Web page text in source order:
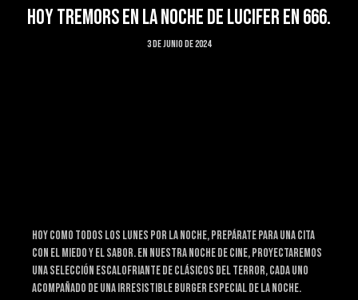
HOY TREMORS EN LA NOCHE DE LUCIFER EN 666.
3 de junio de 2024
HOY COMO Todos los lunes por la noche, prepárate para una cita
con el miedo y el sabor. En nuestra Noche de Cine, proyectaremos
una selección escalofriante de clásicos del terror, cada uno
acompañado de una irresistible Burger Especial de la noche.